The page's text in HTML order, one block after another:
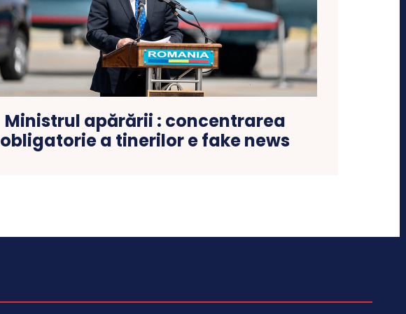
Ministrul apărării : concentrarea
obligatorie a tinerilor e fake news